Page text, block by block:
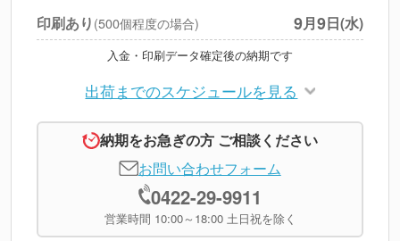
円
※上記小計は税別です
印刷あり (500個程度の場合) 9月9日(水)
入金・印刷データ確定後の納期です
出荷までのスケジュールを見る
納期をお急ぎの方 ご相談ください
お問い合わせフォーム
0422-29-9911
営業時間 10:00～18:00 土日祝を除く